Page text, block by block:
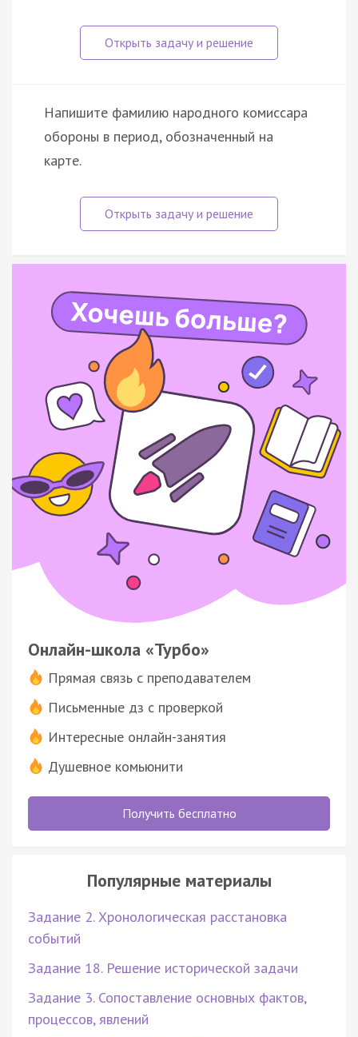
Напишите фамилию народного комиссара
обороны в период, обозначенный на
карте.
Онлайн-школа «Турбо»
Прямая связь с преподавателем
Письменные дз с проверкой
Интересные онлайн-занятия
Душевное комьюнити
Получить бесплатно
Популярные материалы
Задание 2. Хронологическая расстановка
событий
Задание 18. Решение исторической задачи
Задание 3. Сопоставление основных фактов,
процессов, явлений